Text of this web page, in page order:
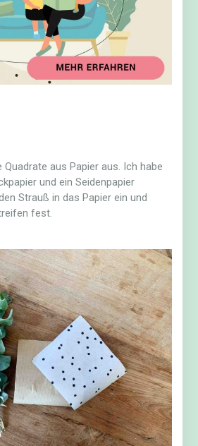
Quadrate aus Papier aus. Ich habe
und ein Seidenpapier
Strauß in das Papier ein und
fest.